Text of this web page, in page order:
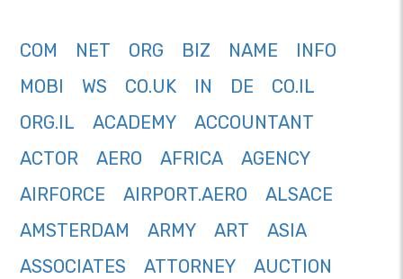
COM NET ORG BIZ NAME
INFO
MOBI
WS CO.UK IN DE
CO.IL
ORG.IL
ACADEMY
ACCOUNTANT
ACTOR
AERO AFRICA
AGENCY
AIRFORCE
AIRPORT.AERO
ALSACE
AMSTERDAM
ARMY ART
ASIA
ASSOCIATES
ATTORNEY
AUCTION